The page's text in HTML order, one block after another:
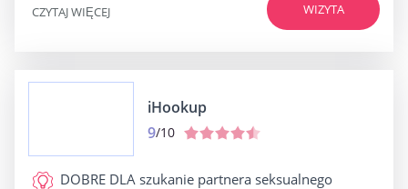
WIZYTA
CZYTAJ WIĘCEJ
iHookup
9/10
DOBRE DLA szukanie partnera seksualnego